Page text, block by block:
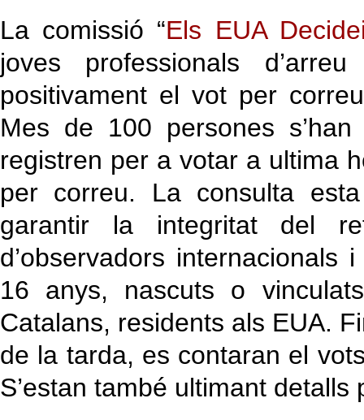
La comissió “Els EUA
joves professionals
positivament el vot per
Mes de 100 persones
registren per a votar a ultima
per correu. La consulta
garantir la integritat del
d’observadors
16 anys, nascuts o
Catalans, residents als EUA.
de la tarda, es contaran el
S’estan també ultimant